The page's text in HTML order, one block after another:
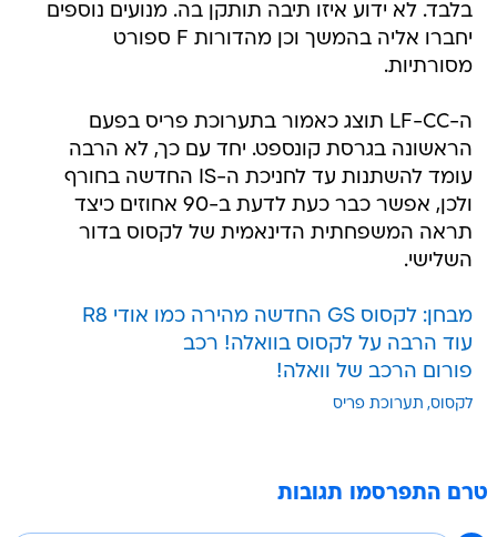
בלבד. לא ידוע איזו תיבה תותקן בה. מנועים נוספים
יחברו אליה בהמשך וכן מהדורות F ספורט
מסורתיות.
ה-LF-CC תוצג כאמור בתערוכת פריס בפעם
הראשונה בגרסת קונספט. יחד עם כך, לא הרבה
עומד להשתנות עד לחניכת ה-IS החדשה בחורף
ולכן, אפשר כבר כעת לדעת ב-90 אחוזים כיצד
תראה המשפחתית הדינאמית של לקסוס בדור
השלישי.
מבחן: לקסוס GS החדשה מהירה כמו אודי R8
עוד הרבה על לקסוס בוואלה! רכב
פורום הרכב של וואלה!
לקסוס תערוכת פריס
טרם התפרסמו תגובות